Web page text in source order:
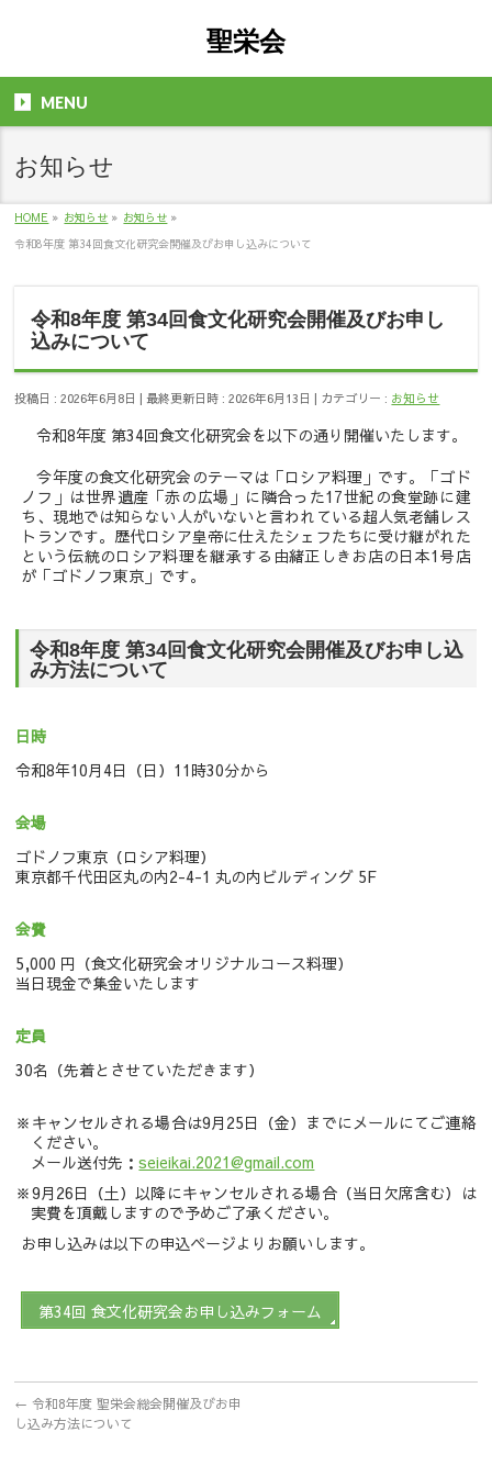
聖栄会
MENU
お知らせ
HOME » お知らせ » お知らせ »
令和8年度 第34回食文化研究会開催及びお申し込みについて
令和8年度 第34回食文化研究会開催及びお申し
込みについて
投稿日 : 2026年6月8日 最終更新日時 : 2026年6月13日 カテゴリー : お知らせ
令和8年度 第34回食文化研究会を以下の通り開催いたします。
今年度の食文化研究会のテーマは「ロシア料理」です。「ゴド
ノフ」は世界遺産「赤の広場」に隣合った17世紀の食堂跡に建
ち、現地では知らない人がいないと言われている超人気老舗レス
トランです。歴代ロシア皇帝に仕えたシェフたちに受け継がれた
という伝統のロシア料理を継承する由緒正しきお店の日本1号店
が「ゴドノフ東京」です。
令和8年度 第34回食文化研究会開催及びお申し込
み方法について
日時
令和8年10月4日（日）11時30分から
会場
ゴドノフ東京（ロシア料理）
東京都千代田区丸の内2-4-1 丸の内ビルディング 5F
会費
5,000 円（食文化研究会オリジナルコース料理）
当日現金で集金いたします
定員
30名（先着とさせていただきます）
キャンセルされる場合は9月25日（金）までにメールにてご連絡
ください。
メール送付先：seieikai.2021@gmail.com
9月26日（土）以降にキャンセルされる場合（当日欠席含む）は
実費を頂戴しますので予めご了承ください。
お申し込みは以下の申込ページよりお願いします。
第34回 食文化研究会お申し込みフォーム
← 令和8年度 聖栄会総会開催及びお申
し込み方法について